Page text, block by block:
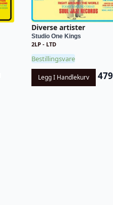
Diverse artister
Studio One Kings
2LP - LTD
Bestillingsvare
Legg I Handlekurv 479